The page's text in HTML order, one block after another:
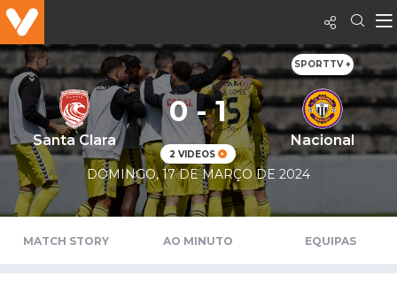
SPORTTV +
Santa Clara
0 - 1
2 VIDEOS
Nacional
DOMINGO, 17 DE MARÇO DE 2024
MATCH STORY AO MINUTO EQUIPAS